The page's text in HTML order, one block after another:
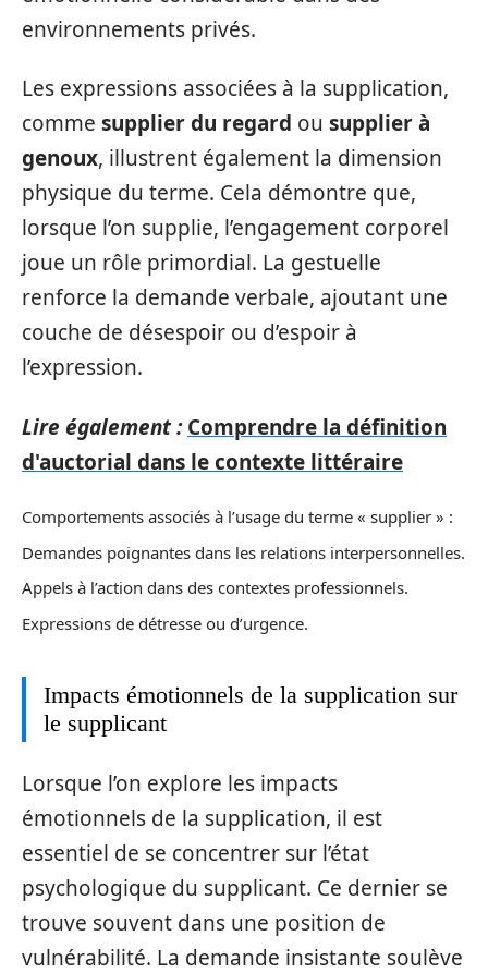
environnements privés.
Les expressions associées à la supplication,
comme supplier du regard ou supplier à
genoux, illustrent également la dimension
physique du terme. Cela démontre que,
lorsque l’on supplie, l’engagement corporel
joue un rôle primordial. La gestuelle
renforce la demande verbale, ajoutant une
couche de désespoir ou d’espoir à
l’expression.
Lire également : Comprendre la définition
d'auctorial dans le contexte littéraire
Comportements associés à l’usage du terme « supplier » :
Demandes poignantes dans les relations interpersonnelles.
Appels à l’action dans des contextes professionnels.
Expressions de détresse ou d’urgence.
Impacts émotionnels de la supplication sur
le supplicant
Lorsque l’on explore les impacts
émotionnels de la supplication, il est
essentiel de se concentrer sur l’état
psychologique du supplicant. Ce dernier se
trouve souvent dans une position de
vulnérabilité. La demande insistante soulève